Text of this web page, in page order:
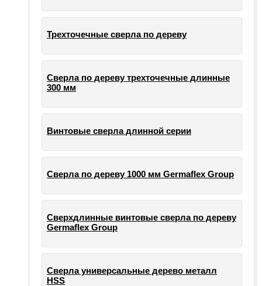
Трехточечные сверла по дереву
Сверла по дереву трехточечные длинные
300 мм
Винтовые сверла длинной серии
Сверла по дереву 1000 мм Germaflex Group
Сверхдлинные винтовые сверла по дереву
Germaflex Group
Сверла универсальные дерево металл
HSS